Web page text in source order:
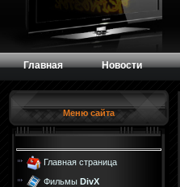
Главная Новости
Меню сайта
Главная страница
Фильмы DivX